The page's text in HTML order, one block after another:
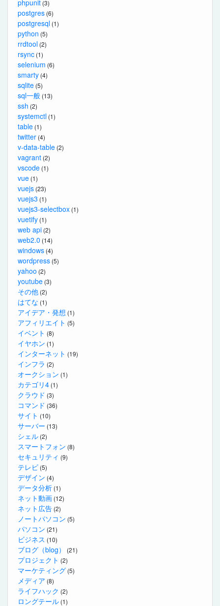
phpunit (3)
postgres (6)
postgresql (1)
python (5)
rrdtool (2)
rsync (1)
selenium (6)
smarty (4)
sqlite (5)
sql一般 (13)
ssh (2)
systemctl (1)
table (1)
twitter (4)
v-data-table (2)
vagrant (2)
vscode (1)
vue (1)
vuejs (23)
vuejs3 (1)
vuejs3-selectbox (1)
vuetify (1)
web api (2)
web2.0 (14)
windows (4)
wordpress (5)
yahoo (2)
youtube (3)
その他 (2)
はてな (1)
アイデア・発想 (1)
アフィリエイト (5)
イベント (8)
イヤホン (1)
インターネット (19)
インフラ (2)
オークション (1)
カテゴリ4 (1)
クラウド (3)
コマンド (36)
サイト (10)
サーバー (13)
シェル (2)
スマートフォン (8)
セキュリティ (9)
テレビ (5)
デザイン (4)
データ分析 (1)
ネット動画 (12)
ネット広告 (2)
ノートパソコン (5)
パソコン (21)
ビジネス (10)
ブログ（blog） (21)
プロジェクト (2)
マーケティング (5)
メディア (8)
ライフハック (2)
ロングテール (1)